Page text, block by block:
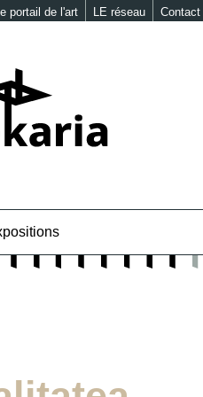
portail de l'art LE réseau Contact